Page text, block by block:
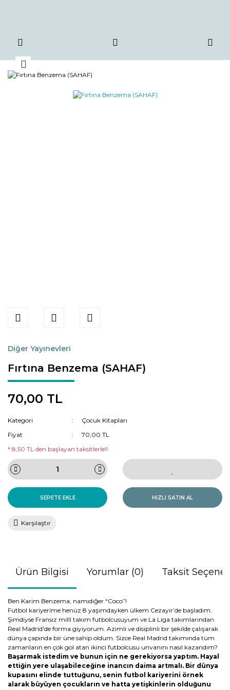
Diğer Yayınevleri
Fırtına Benzema (SAHAF)
70,00 TL
Kategori
Çocuk Kitapları
Fiyat
70,00 TL
* 8,50 TL den başlayan taksitlerle!!
SEPETE EKLE HIZLI SATIN AL
Karşılaştır
Ürün Bilgisi Yorumlar (0) Taksit
Ben Karim Benzema, namıdiğer “Coco”!
Futbol kariyerime henüz 8 yaşımdayken ülkem Cezayir’de başladım.
Şimdiyse Fransız millî takım futbolcusuyum ve La Liga takımlarından
Real Madrid'de forma giyiyorum. Azimli ve disiplinli bir şekilde çalışarak
dünya çapında bir üne sahip oldum. Sizce Real Madrid takımında tüm
zamanların en çok gol atan ikinci futbolcusu unvanını nasıl kazandım?
Başarmak istedim ve bunun için ne gerekiyorsa yaptım. Hayal
ettiğin yere ulaşabileceğine inancın daima artmalı. Bir dünya
kupasını elinde tuttuğunu, senin futbol kariyerini örnek
alarak büyüyen çocukların ve hatta yetişkinlerin olduğunu